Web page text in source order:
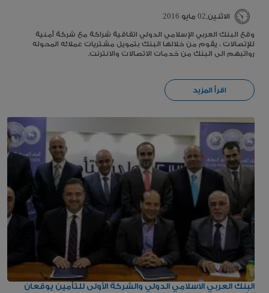
الاثنين,02 مايو 2016
وقع البنك العربي الإسلامي الدولي اتفاقية شراكة مع شركة أمنية
للإتصالات ، يقوم من خلالها البنك بتمويل مشتريات عملائه المحوله
رواتبهم الى البنك من خدمات الاتصالات والانترنت.
اقرأ المزيد
البنك العربي الاسلامي الدولي والشركة الأولى للتأمين يوقعان